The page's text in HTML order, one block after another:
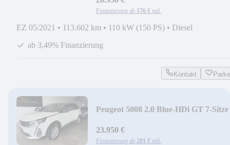
Finanzierung ab 176 € mtl.
EZ 05/2021 • 113.602 km • 110 kW (150 PS) • Diesel
ab 3,49% Finanzierung
Kontakt
Peugeot 5008 2.0 Blue-HDi GT 7-Sitze
23.950 €
Finanzierung ab 201 € mtl.